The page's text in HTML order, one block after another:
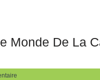
Monde De La